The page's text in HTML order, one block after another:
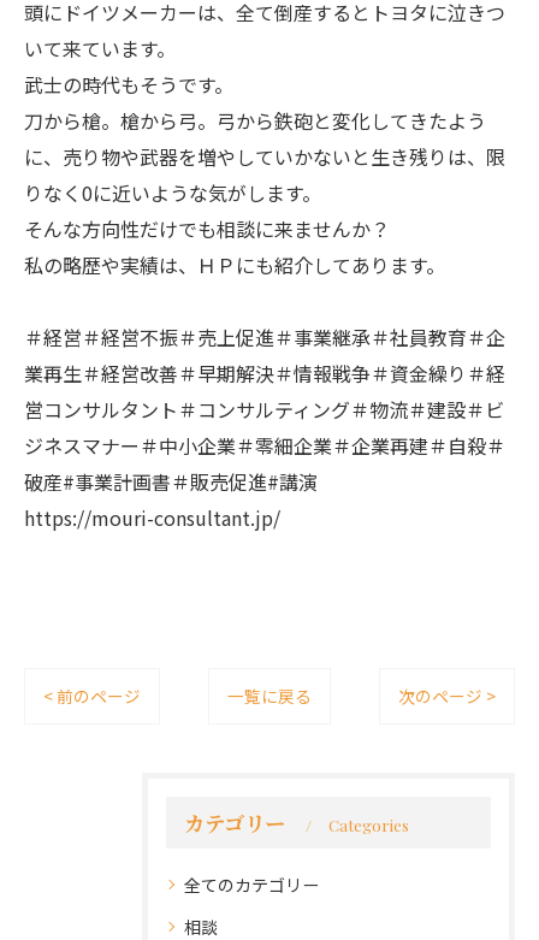
頭にドイツメーカーは、全て倒産するとトヨタに泣きつ
いて来ています。
武士の時代もそうです。
刀から槍。槍から弓。弓から鉄砲と変化してきたよう
に、売り物や武器を増やしていかないと生き残りは、限
りなく0に近いような気がします。
そんな方向性だけでも相談に来ませんか？
私の略歴や実績は、ＨＰにも紹介してあります。
＃経営＃経営不振＃売上促進＃事業継承＃社員教育＃企
業再生＃経営改善＃早期解決＃情報戦争＃資金繰り＃経
営コンサルタント＃コンサルティング＃物流＃建設＃ビ
ジネスマナー＃中小企業＃零細企業＃企業再建＃自殺＃
破産#事業計画書＃販売促進#講演
https://mouri-consultant.jp/
< 前のページ 一覧に戻る 次のページ >
カテゴリー Categories
全てのカテゴリー
相談